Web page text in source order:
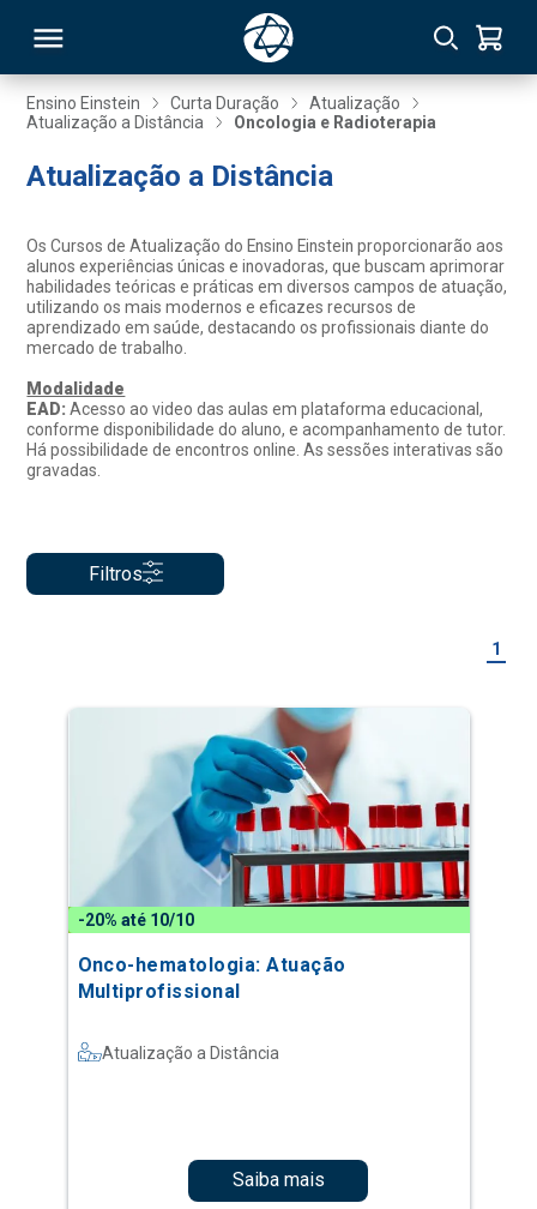
Ensino Einstein Curta Duração
Atualização
Atualização a Distância
Oncologia e Radioterapia
Atualização a Distância
Os Cursos de Atualização do Ensino Einstein proporcionarão aos
alunos experiências únicas e inovadoras, que buscam aprimorar
habilidades teóricas e práticas em diversos campos de atuação,
utilizando os mais modernos e eficazes recursos de
aprendizado em saúde, destacando os profissionais diante do
mercado de trabalho.
Modalidade
EAD:Acesso ao video das aulas em plataforma educacional,
conforme disponibilidade do aluno, e acompanhamento de tutor.
Há possibilidade de encontros online. As sessões interativas são
gravadas.
Filtros
1
-20% até 10/10
Onco-hematologia: Atuação
Multiprofissional
Atualização a Distância
Saiba mais